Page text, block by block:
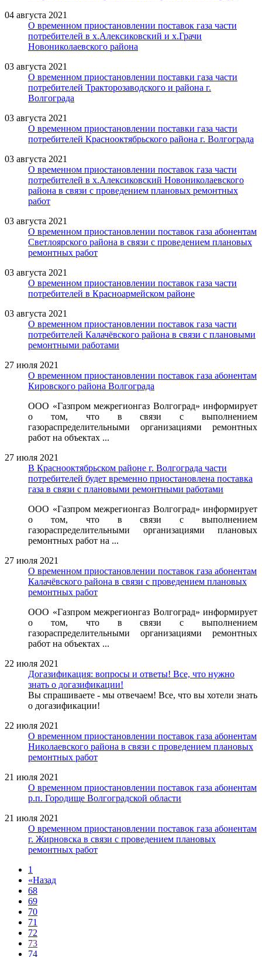
04 августа 2021
О временном приостановлении поставок газа части
потребителей в х.Алексиковский и х.Грачи
Новониколаевского района
03 августа 2021
О временном приостановлении поставки газа части
потребителей Тракторозаводского и района г.
Волгограда
03 августа 2021
О временном приостановлении поставки газа части
потребителей Краснооктябрьского района г. Волгограда
03 августа 2021
О временном приостановлении поставок газа части
потребителей в х.Алексиковский Новониколаевского
района в связи с проведением плановых ремонтных
работ
03 августа 2021
О временном приостановлении поставок газа абонентам
Светлоярского района в связи с проведением плановых
ремонтных работ
03 августа 2021
О временном приостановлении поставок газа части
потребителей в Красноармейском районе
03 августа 2021
О временном приостановлении поставок газа части
потребителей Калачёвского района в связи с плановыми
ремонтными работами
27 июля 2021
О временном приостановлении поставок газа абонентам
Кировского района Волгограда
ООО «Газпром межрегионгаз Волгоград» информирует
о том, что в связи с выполнением
газораспределительными организациями ремонтных
работ на объектах ...
27 июля 2021
В Краснооктябрьском районе г. Волгограда части
потребителей будет временно приостановлена поставка
газа в связи с плановыми ремонтными работами
ООО «Газпром межрегионгаз Волгоград» информирует
о том, что в связи с выполнением
газораспределительными организациями плановых
ремонтных работ на ...
27 июля 2021
О временном приостановлении поставок газа абонентам
Калачёвского района в связи с проведением плановых
ремонтных работ
ООО «Газпром межрегионгаз Волгоград» информирует
о том, что в связи с выполнением
газораспределительными организациями ремонтных
работ на объектах ...
22 июля 2021
Догазификация: вопросы и ответы! Все, что нужно
знать о догазификации!
Вы спрашиваете - мы отвечаем! Все, что вы хотели знать
о догазификации!
22 июля 2021
О временном приостановлении поставок газа абонентам
Николаевского района в связи с проведением плановых
ремонтных работ
21 июля 2021
О временном приостановлении поставок газа абонентам
р.п. Городище Волгоградской области
21 июля 2021
О временном приостановлении поставок газа абонентам
г. Жирновска в связи с проведением плановых
ремонтных работ
1
«Назад
68
69
70
71
72
73
74